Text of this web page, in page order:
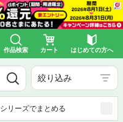
作品検索 カート はじめての方へ
絞り込み
シリーズでまとめる